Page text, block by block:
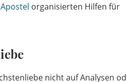
Apostel organisierten Hilfen für
nicht auf Analysen